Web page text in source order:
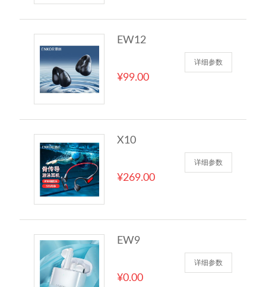
EW12
¥99.00
详细参数
X10
¥269.00
详细参数
EW9
¥0.00
详细参数